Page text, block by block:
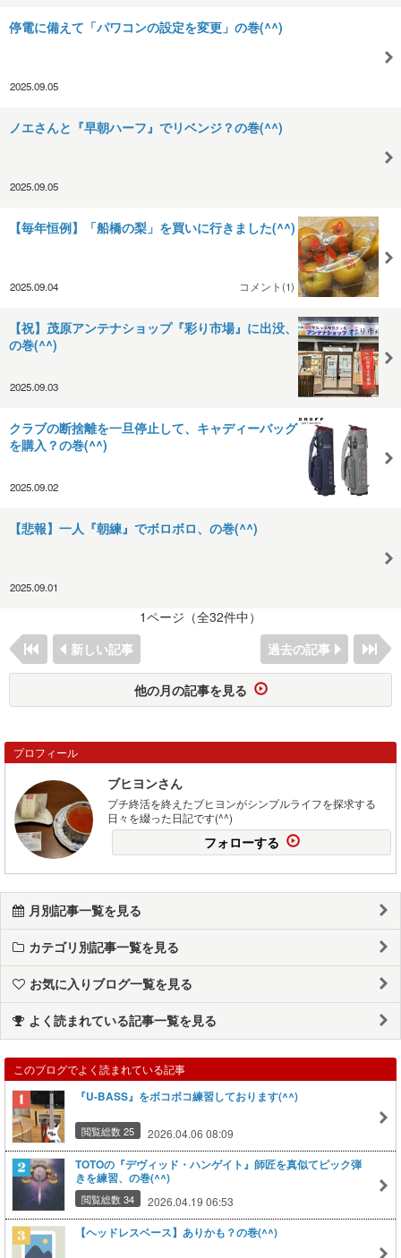
停電に備えて「パワコンの設定を変更」の巻(^^)
2025.09.05
ノエさんと『早朝ハーフ』でリベンジ？の巻(^^)
2025.09.05
【毎年恒例】「船橋の梨」を買いに行きました(^^)
2025.09.04 コメント(1)
【祝】茂原アンテナショップ『彩り市場』に出没、
の巻(^^)
2025.09.03
クラブの断捨離を一旦停止して、キャディーバッグ
を購入？の巻(^^)
2025.09.02
【悲報】一人『朝練』でボロボロ、の巻(^^)
2025.09.01
1ページ（全32件中）
新しい記事
過去の記事
他の月の記事を見る
プロフィール
ブヒヨンさん
プチ終活を終えたブヒヨンがシンプルライフを探求する
日々を綴った日記です(^^)
フォローする
月別記事一覧を見る
カテゴリ別記事一覧を見る
お気に入りブログ一覧を見る
よく読まれている記事一覧を見る
このブログでよく読まれている記事
『U-BASS』をボコボコ練習しております(^^)
閲覧総数 25 2026.04.06 08:09
TOTOの『デヴィッド・ハンゲイト』師匠を真似てピック弾
きを練習、の巻(^^)
閲覧総数 34 2026.04.19 06:53
【ヘッドレスベース】ありかも？の巻(^^)